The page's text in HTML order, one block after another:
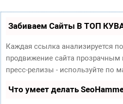
Забиваем Сайты В ТОП
Каждая ссылка анализируется
продвижение сайта
пресс-релизы - используйте по
Что умеет делать